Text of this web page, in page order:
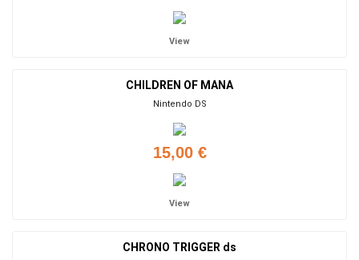
View
CHILDREN OF MANA
Nintendo DS
15,00 €
View
CHRONO TRIGGER ds